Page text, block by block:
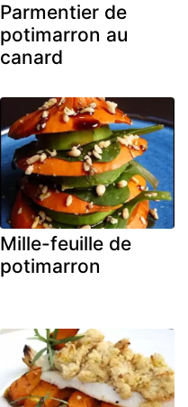
Parmentier de
potimarron au
canard
Mille-feuille de
potimarron